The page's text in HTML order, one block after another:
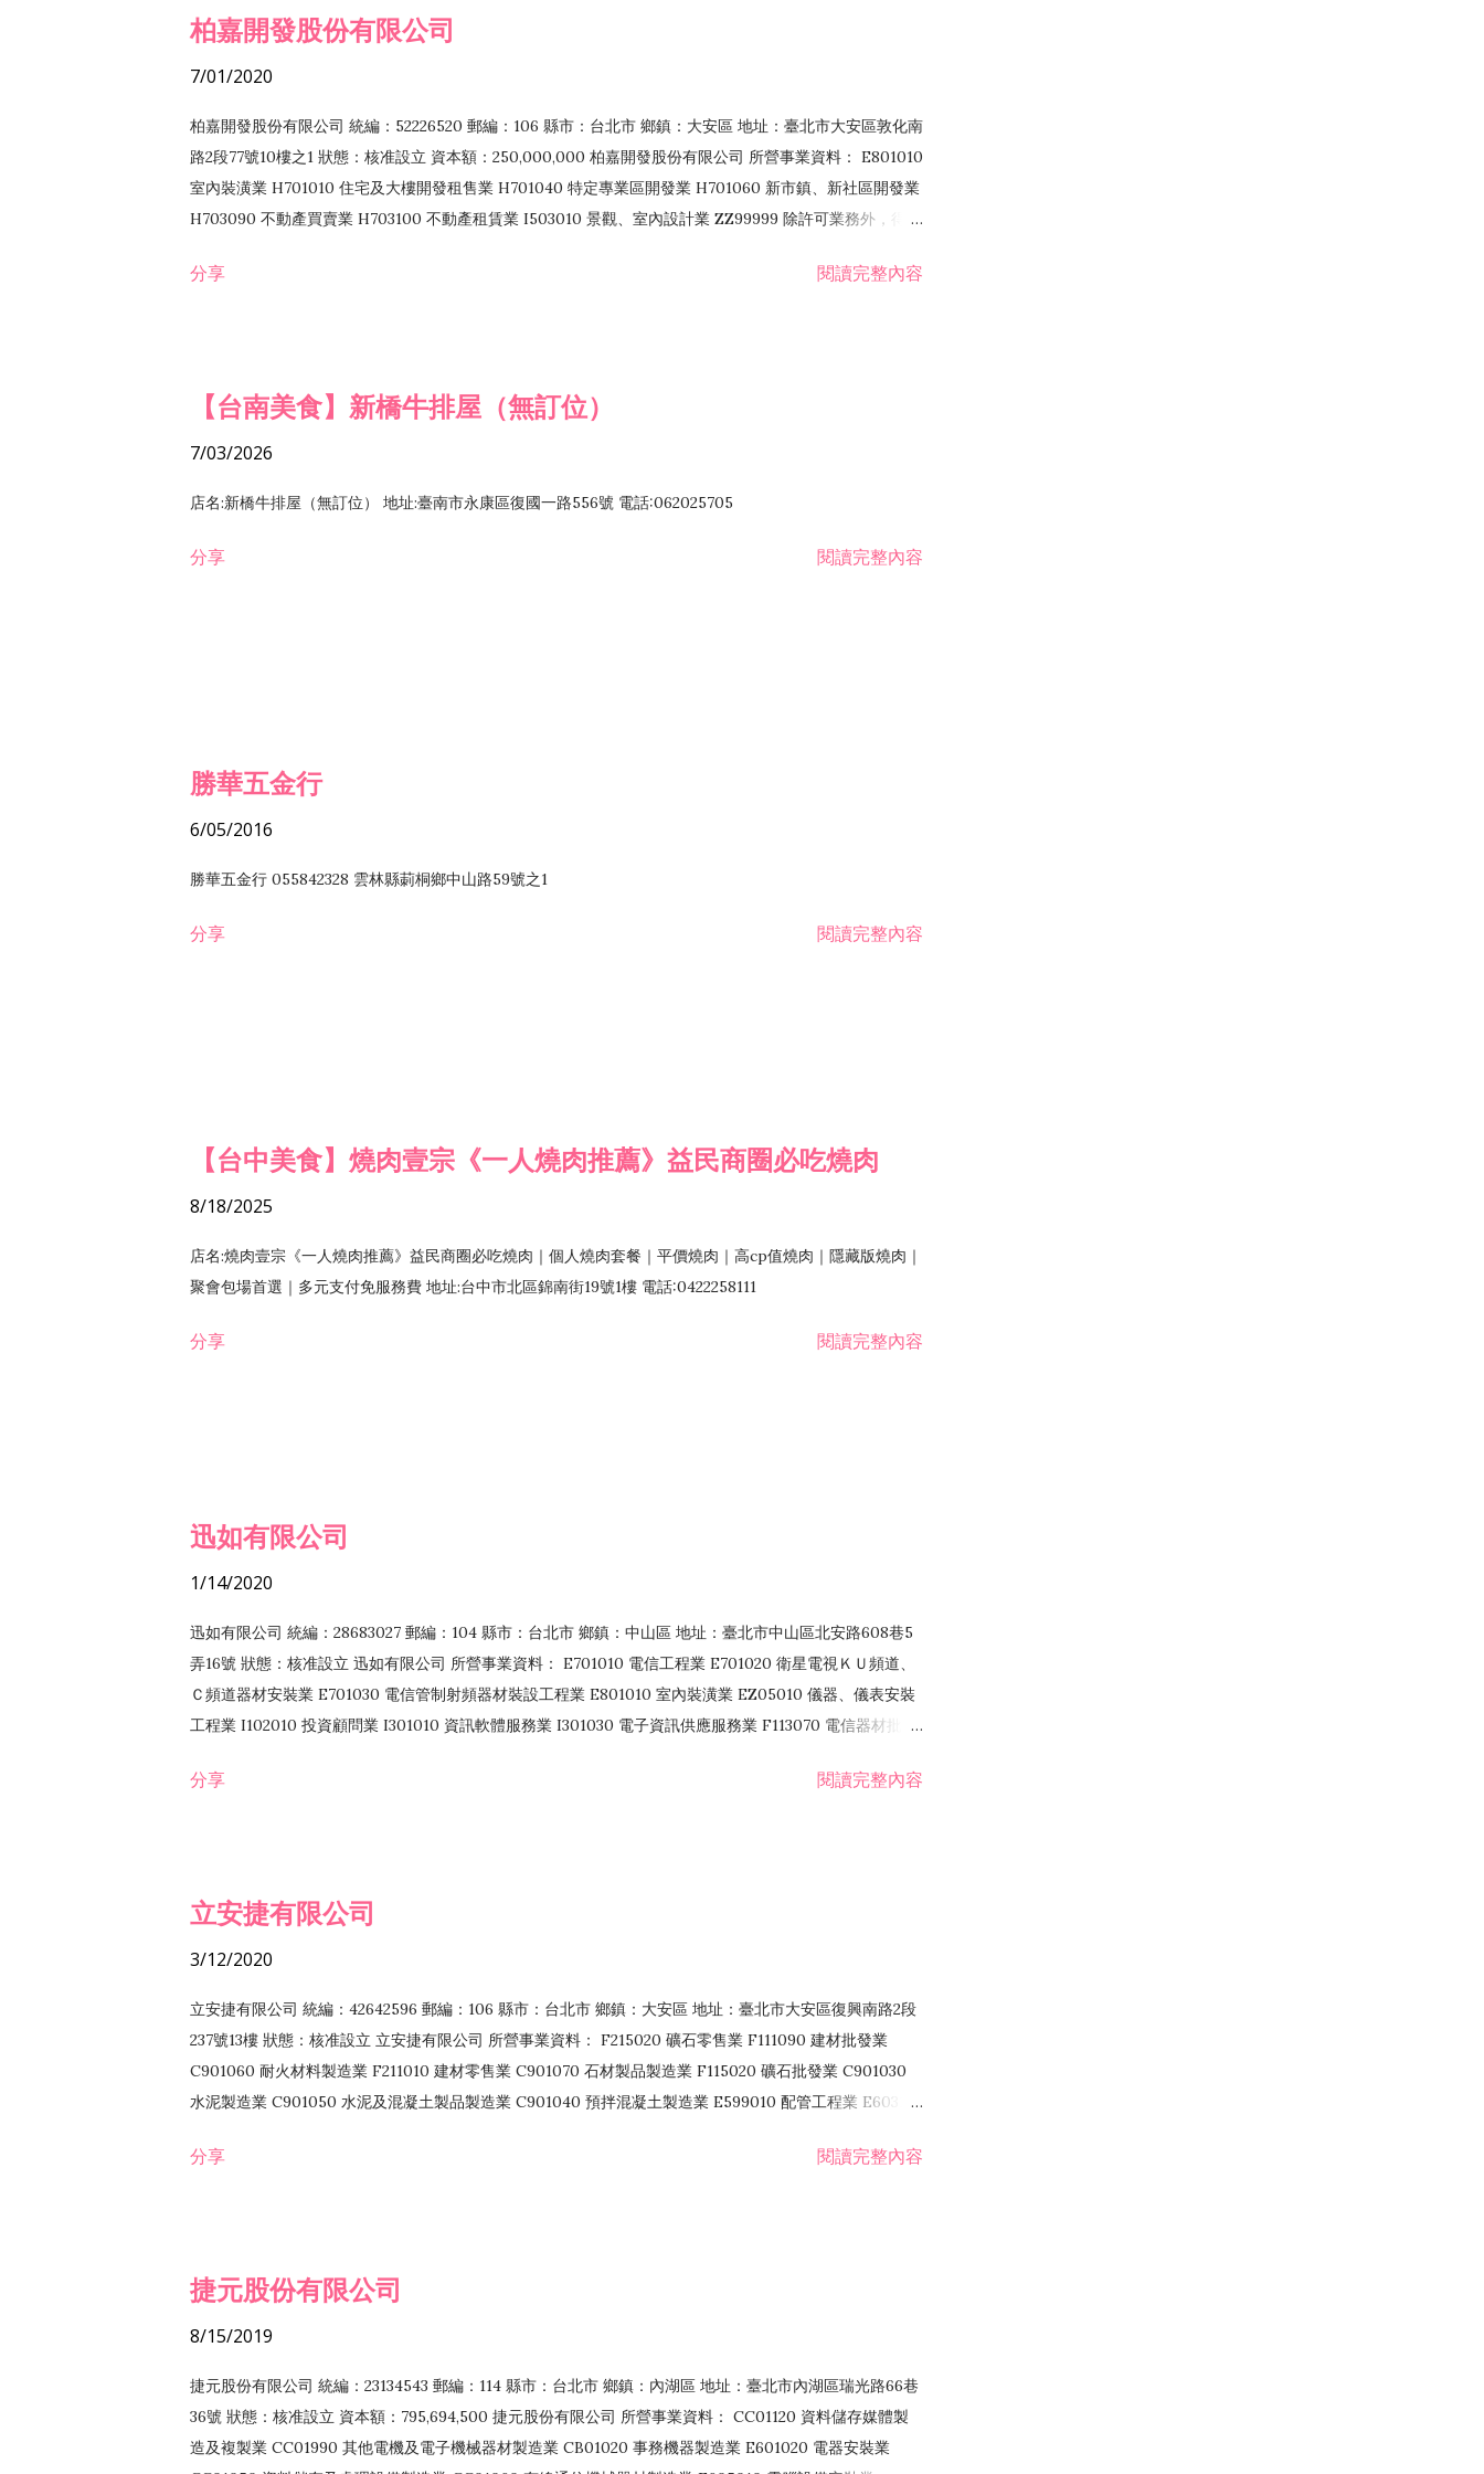
柏嘉開發股份有限公司
7/01/2020
柏嘉開發股份有限公司 統編：52226520 郵編：106 縣市：台北市 鄉鎮：大安區 地址：臺北市大安區敦化南
路2段77號10樓之1 狀態：核准設立 資本額：250,000,000 柏嘉開發股份有限公司 所營事業資料： E801010
室內裝潢業 H701010 住宅及大樓開發租售業 H701040 特定專業區開發業 H701060 新市鎮、新社區開發業
H703090 不動產買賣業 H703100 不動產租賃業 I503010 景觀、室內設計業 ZZ99999 除許可業務外，得經
分享 閱讀完整內容
【台南美食】新橋牛排屋（無訂位）
7/03/2026
店名:新橋牛排屋（無訂位） 地址:臺南市永康區復國一路556號 電話:062025705
分享 閱讀完整內容
勝華五金行
6/05/2016
勝華五金行 055842328 雲林縣莿桐鄉中山路59號之1
分享 閱讀完整內容
【台中美食】燒肉壹宗《一人燒肉推薦》益民商圈必吃燒肉
8/18/2025
店名:燒肉壹宗《一人燒肉推薦》益民商圈必吃燒肉｜個人燒肉套餐｜平價燒肉｜高cp值燒肉｜隱藏版燒肉｜
聚會包場首選｜多元支付免服務費 地址:台中市北區錦南街19號1樓 電話:0422258111
分享 閱讀完整內容
迅如有限公司
1/14/2020
迅如有限公司 統編：28683027 郵編：104 縣市：台北市 鄉鎮：中山區 地址：臺北市中山區北安路608巷5
弄16號 狀態：核准設立 迅如有限公司 所營事業資料： E701010 電信工程業 E701020 衛星電視ＫＵ頻道、
Ｃ頻道器材安裝業 E701030 電信管制射頻器材裝設工程業 E801010 室內裝潢業 EZ05010 儀器、儀表安裝
工程業 I102010 投資顧問業 I301010 資訊軟體服務業 I301030 電子資訊供應服務業 F113070 電信器材批發
務 F102030 菸酒批發業 F203020 菸酒零售業 F401171 酒類輸入業
分享 閱讀完整內容
立安捷有限公司
3/12/2020
立安捷有限公司 統編：42642596 郵編：106 縣市：台北市 鄉鎮：大安區 地址：臺北市大安區復興南路2段
237號13樓 狀態：核准設立 立安捷有限公司 所營事業資料： F215020 礦石零售業 F111090 建材批發業
C901060 耐火材料製造業 F211010 建材零售業 C901070 石材製品製造業 F115020 礦石批發業 C901030
水泥製造業 C901050 水泥及混凝土製品製造業 C901040 預拌混凝土製造業 E599010 配管工程業 E603110
EZ99990 其他工程業 F102170 食品什貨批發業 F106020 日常用品批發業 F108031 醫療器材批發業
分享 閱讀完整內容
捷元股份有限公司
8/15/2019
捷元股份有限公司 統編：23134543 郵編：114 縣市：台北市 鄉鎮：內湖區 地址：臺北市內湖區瑞光路66巷
36號 狀態：核准設立 資本額：795,694,500 捷元股份有限公司 所營事業資料： CC01120 資料儲存媒體製
造及複製業 CC01990 其他電機及電子機械器材製造業 CB01020 事務機器製造業 E601020 電器安裝業